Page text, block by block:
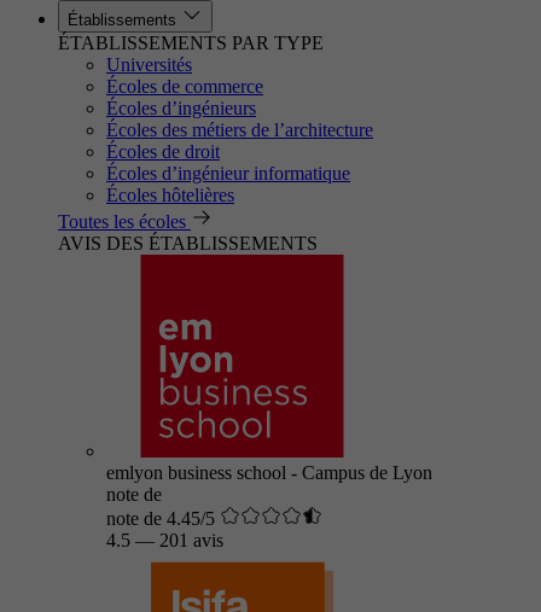
Établissements
ÉTABLISSEMENTS PAR TYPE
Universités
Écoles de commerce
Écoles d’ingénieurs
Écoles des métiers de l’architecture
Écoles de droit
Écoles d’ingénieur informatique
Écoles hôtelières
Toutes les écoles
AVIS DES ÉTABLISSEMENTS
emlyon business school - Campus de Lyon
note de
note de 4.45/5
4.5 — 201 avis